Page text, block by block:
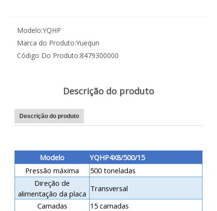
Modelo:YQHP
Marca do Produto:Yuequn
Código Do Produto:8479300000
Descrição do produto
Descrição do produto
Modelo
YQHP4X8/500/15
Pressão máxima
500 toneladas
Direção de
alimentação da placa
Transversal
Camadas
15 camadas